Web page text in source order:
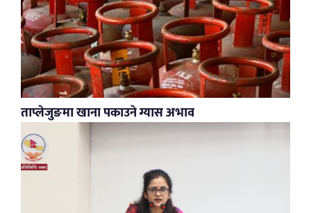
ताप्लेजुङमा खाना पकाउने ग्यास अभाव